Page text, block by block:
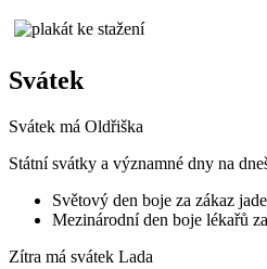
Svátek
Svátek má Oldřiška
Státní svátky a významné dny na
Světový den boje za zákaz
Mezinárodní den boje lékařů
Zítra má svátek Lada